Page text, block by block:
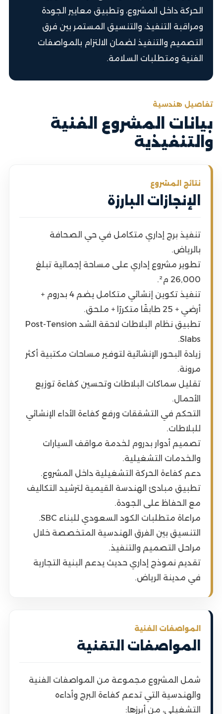
الحركة داخل المشروع، وتطبيق معايير الجودة
ومراقبة التنفيذ، والتنسيق المستمر بين فرق
التصميم والتنفيذ لضمان الالتزام بالمواصفات
الفنية ومتطلبات السلامة.
تفاصيل هندسية
بيانات المشروع الفنية
والتنفيذية
نتائج المشروع
الإنجازات البارزة
تنفيذ برج إداري متكامل في حي الصحافة
بالرياض.
تطوير مشروع إداري على مساحة إجمالية تبلغ
26,000 م².
تنفيذ تكوين إنشائي متكامل يضم 4 بدروم +
أرضي + 25 طابقًا متكررًا + ملحق.
تطبيق نظام البلاطات لاحقة الشد Post-Tension
Slabs.
زيادة البحور الإنشائية لتوفير مساحات مكتبية أكثر
مرونة.
تقليل سماكات البلاطات وتحسين كفاءة توزيع
الأحمال.
التحكم في التشققات ورفع كفاءة الأداء الإنشائي
للبلاطات.
تصميم أدوار بدروم لخدمة مواقف السيارات
والخدمات التشغيلية.
دعم كفاءة الحركة التشغيلية داخل المشروع.
تطبيق مبادئ الهندسة القيمية لترشيد التكاليف
مع الحفاظ على الجودة.
مراعاة متطلبات الكود السعودي للبناء SBC.
التنسيق بين الفرق الهندسية المتخصصة خلال
مراحل التصميم والتنفيذ.
تقديم نموذج إداري حديث يدعم البنية التجارية
في مدينة الرياض.
المواصفات الفنية
المواصفات التقنية
شمل المشروع مجموعة من المواصفات الفنية
والهندسية التي تدعم كفاءة البرج وأداءه
التشغيلي، من أبرزها: